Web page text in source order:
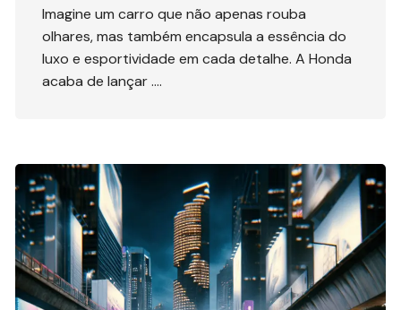
Imagine um carro que não apenas rouba
olhares, mas também encapsula a essência do
luxo e esportividade em cada detalhe. A Honda
acaba de lançar ….